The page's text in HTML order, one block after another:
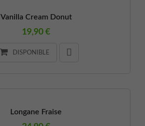
Vanilla Cream Donut
19,90 €
DISPONIBLE
Longane Fraise